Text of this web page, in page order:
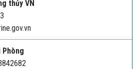
thủy VN
Phòng